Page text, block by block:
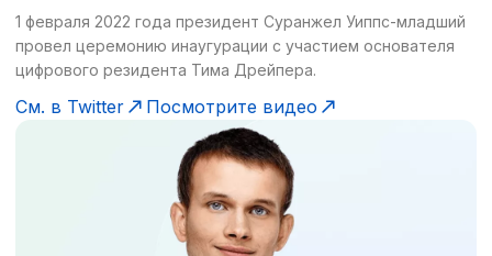
1 февраля 2022 года президент Суранжел Уиппс-младший
провел церемонию инаугурации с участием основателя
цифрового резидента Тима Дрейпера.
См. в Twitter Посмотрите видео